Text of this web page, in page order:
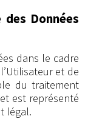
Données
dans le cadre
et de
du traitement
est représenté
légal.